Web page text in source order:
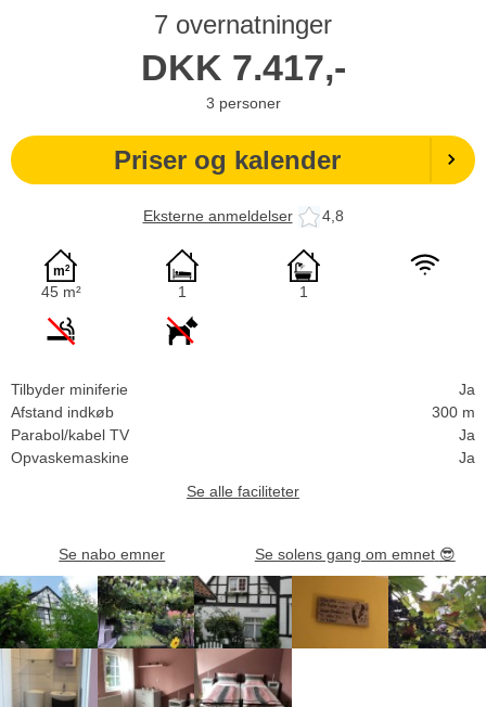
7 overnatninger
DKK 7.417,-
3 personer
Priser og kalender
Eksterne anmeldelser 4,8
45 m² 1 1
Tilbyder miniferie
Ja
Afstand indkøb
300 m
Parabol/kabel TV
Ja
Opvaskemaskine
Ja
Se alle faciliteter
Se nabo emner Se solens gang om emnet 😎